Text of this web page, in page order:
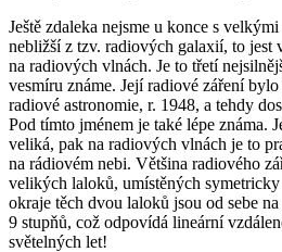
Ještě zdaleka nejsme u konce s
nebližší z tzv. radiových galaxií, to jest
na radiových vlnách. Je to třetí
vesmíru známe. Její radiové záření
radiové astronomie, r. 1948, a tehdy
Pod tímto jménem je také lépe známa.
veliká, pak na radiových vlnách je to
na rádiovém nebi. Většina radiového
velikých laloků, umístěných
okraje těch dvou laloků jsou od sebe
9 stupňů, což odpovídá lineární
světelných let!